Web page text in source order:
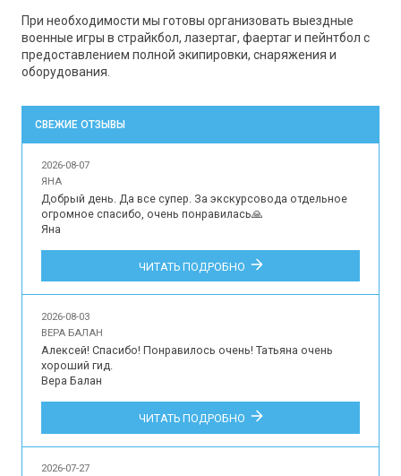
При необходимости мы готовы организовать выездные
военные игры в страйкбол, лазертаг, фаертаг и пейнтбол с
предоставлением полной экипировки, снаряжения и
оборудования.
СВЕЖИЕ ОТЗЫВЫ
2026-08-07
ЯНА
Добрый день. Да все супер. За экскурсовода отдельное
огромное спасибо, очень понравилась🙏
Яна
Впечатления наших гостей об участии в индивидуальной
обзорной экскурсии по Краснодару для 2 детей и 2
ЧИТАТЬ ПОДРОБНО
2026-08-03
ВЕРА БАЛАН
Алексей! Спасибо! Понравилось очень! Татьяна очень
хороший гид.
Вера Балан
Впечатления наших туристов об организации
индивидуальной экскурсии для 2 человек на русском
ЧИТАТЬ ПОДРОБНО
2026-07-27